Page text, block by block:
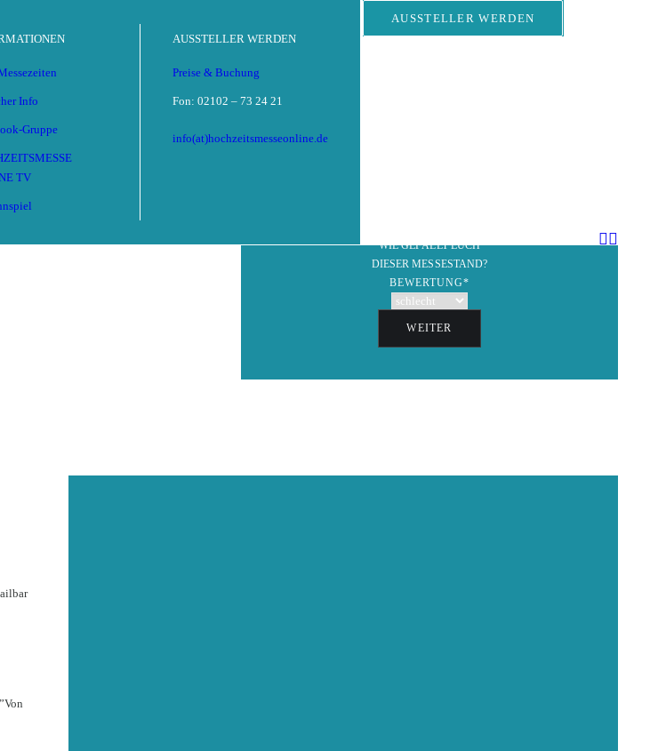
Info
Gruppe
TV
AUSSTELLER WERDEN
Preise & Buchung
Fon: 02102 – 73 24 21
info(at)hochzeitsmesseonline.de
AUSSTELLER WERDEN
WIE GEFÄLLT EUCH
DIESER MESSESTAND?
BEWERTUNG*